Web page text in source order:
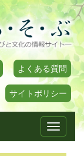
よくある質問
サイトポリシー
Toggle